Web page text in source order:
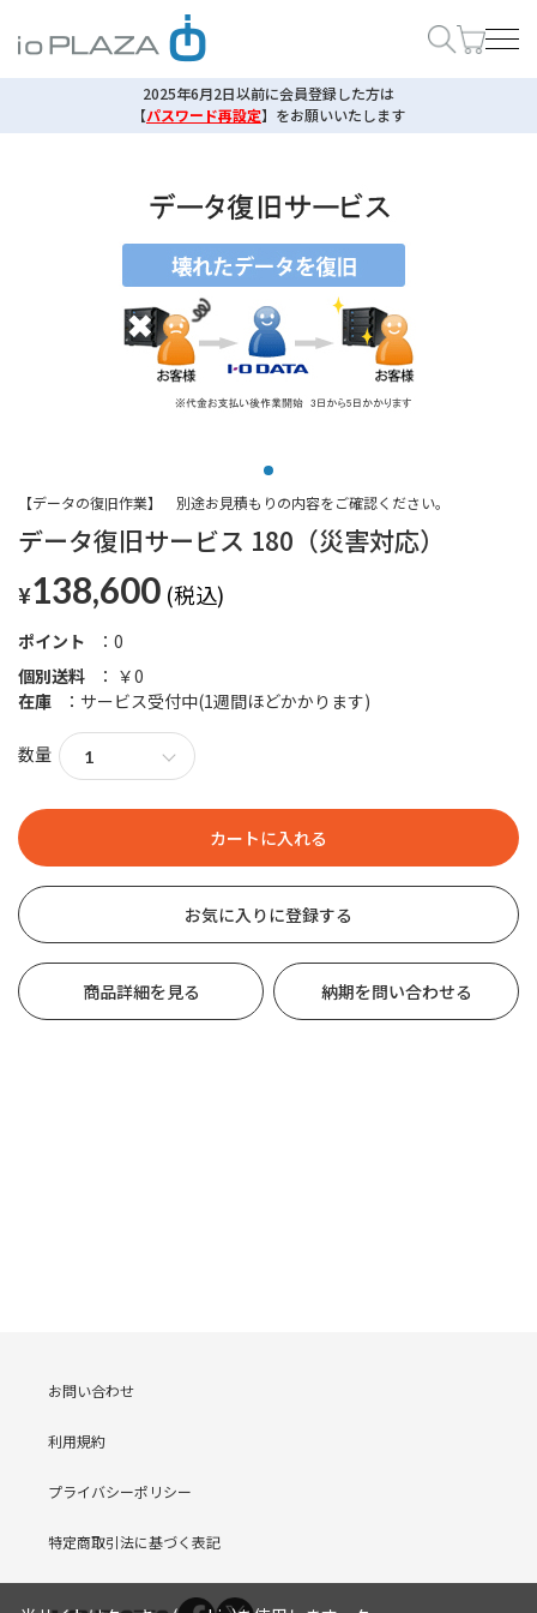
2025年6月2日以前に会員登録した方は
【パスワード再設定】 をお願いいたします
データ復旧サービス 180（災害対応）
【データの復旧作業】 別途お見積もりの内容をご確認ください。
¥138,600
ポイント
0
個別送料
￥0
在庫
サービス受付中(1週間ほどかかります)
数量
お気に入りに登録する
商品詳細を見る 納期を問い合わせる
お問い合わせ
利用規約
プライバシーポリシー
特定商取引法に基づく表記